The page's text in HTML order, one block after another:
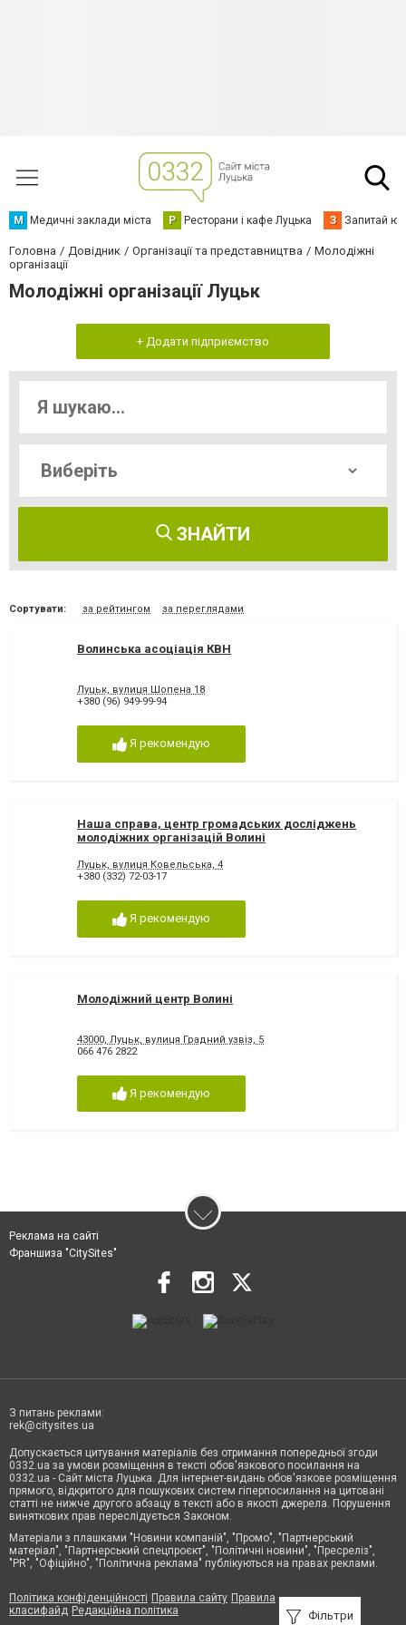
М Медичні заклади міста Р Ресторани і кафе Луцька З Запитай
Головна Довідник Організації та представництва
Молодіжні
організації
Молодіжні організації Луцьк
+ Додати підприємство
ЗНАЙТИ
Сортувати: за рейтингом за переглядами
Волинська асоціація КВН
Луцьк, вулиця Шопена 18
+380 (96) 949-99-94
Я рекомендую
Наша справа, центр громадських досліджень
молодіжних організацій Волині
Луцьк, вулиця Ковельська, 4
+380 (332) 72-03-17
Я рекомендую
Молодіжний центр Волині
43000, Луцьк, вулиця Градний узвіз, 5
066 476 2822
Я рекомендую
Фільтри
Реклама на сайті
Франшиза "CitySites"
З питань реклами:
rek@citysites.ua
Допускається цитування матеріалів без отримання попередньої згоди
0332.ua за умови розміщення в тексті обов'язкового посилання на
0332.ua - Сайт міста Луцька. Для інтернет-видань обов'язкове розміщення
прямого, відкритого для пошукових систем гіперпосилання на цитовані
статті не нижче другого абзацу в тексті або в якості джерела. Порушення
виняткових прав переслідується Законом.
Матеріали з плашками "Новини компаній", "Промо", "Партнерський
матеріал", "Партнерський спецпроєкт", "Політичні новини", "Пресреліз",
"PR", "Офіційно", "Політична реклама" публікуються на правах реклами.
Політика конфіденційності Правила сайту Правила
класифайд Редакційна політика